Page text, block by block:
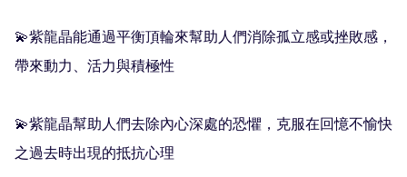
💫紫龍晶能通過平衡頂輪來幫助人們消除孤立感或挫敗感，
帶來動力、活力與積極性
💫紫龍晶幫助人們去除內心深處的恐懼，克服在回憶不愉快
之過去時出現的抵抗心理